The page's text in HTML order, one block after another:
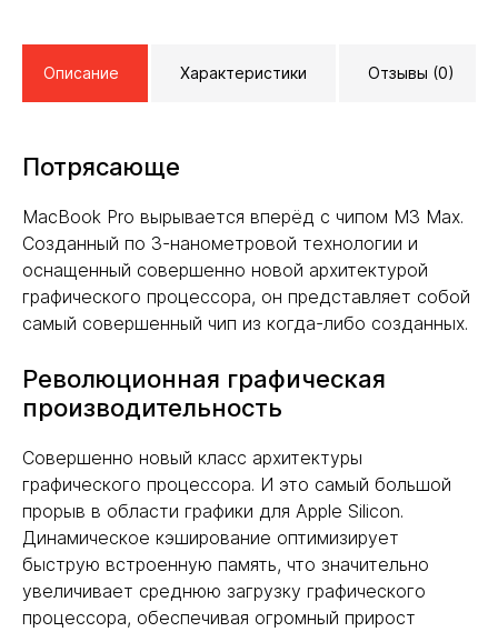
Описание Характеристики Отзывы (0)
Потрясающе
MacBook Pro вырывается вперёд с чипом M3 Max.
Созданный по 3-нанометровой технологии и
оснащенный совершенно новой архитектурой
графического процессора, он представляет собой
самый совершенный чип из когда-либо созданных.
Революционная графическая
производительность
Совершенно новый класс архитектуры
графического процессора. И это самый большой
прорыв в области графики для Apple Silicon.
Динамическое кэширование оптимизирует
быструю встроенную память, что значительно
увеличивает среднюю загрузку графического
процессора, обеспечивая огромный прирост